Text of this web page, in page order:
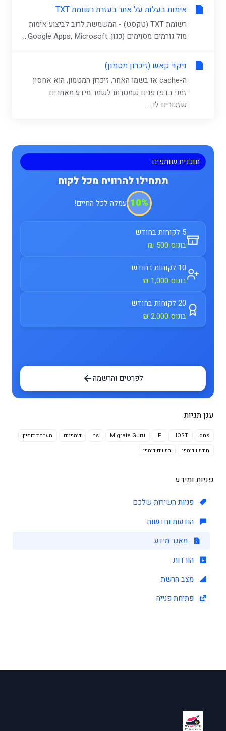
תוכנית שותפים
תתחילו להרוויח מכל לקוח
10% עמלה לכל החיים!
5 לקוחות בחודש
בונוס 500 ₪
10 לקוחות בחודש
בונוס 1,000 ₪
20 לקוחות בחודש
בונוס 2,000 ₪
לפרטים והרשמה
ענן תגיות
dns
HOST
IP
Migrate Guru
ns דומיינים
העברת דומיין
חידוש דומיין
רישום דומיין
פניות ומידע
פניות השירות שלכם
הודעות וחדשות
מאגר מידע
הורדות
מצב הרשת
פתיחת פנייה
אימות בעלות על אתר בעזרת רשומת TXT
רשומת TXT (טקסט) - המשמשת לרוב לביצוע אימות
מול גורמים מסוימים (כגון: Google Apps, Microsoft...
ניקוי קאש (זיכרון מטמון)
ה-cache או בשמו האחר, זיכרון המטמון, הוא אחסון
זמני בדפדפנים שמטרתו לשמר מידע מאתרים
שזכורים לו...